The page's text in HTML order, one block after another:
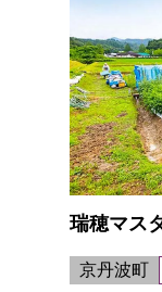
瑞穂マス
京丹波町